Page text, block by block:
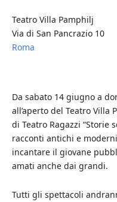
Teatro Villa Pamphilj
Via di San Pancrazio 10
Roma
Da sabato 14 giugno a
all’aperto del Teatro Villa
di Teatro Ragazzi “Storie
racconti antichi e
incantare il giovane
amati anche dai grandi.
Tutti gli spettacoli